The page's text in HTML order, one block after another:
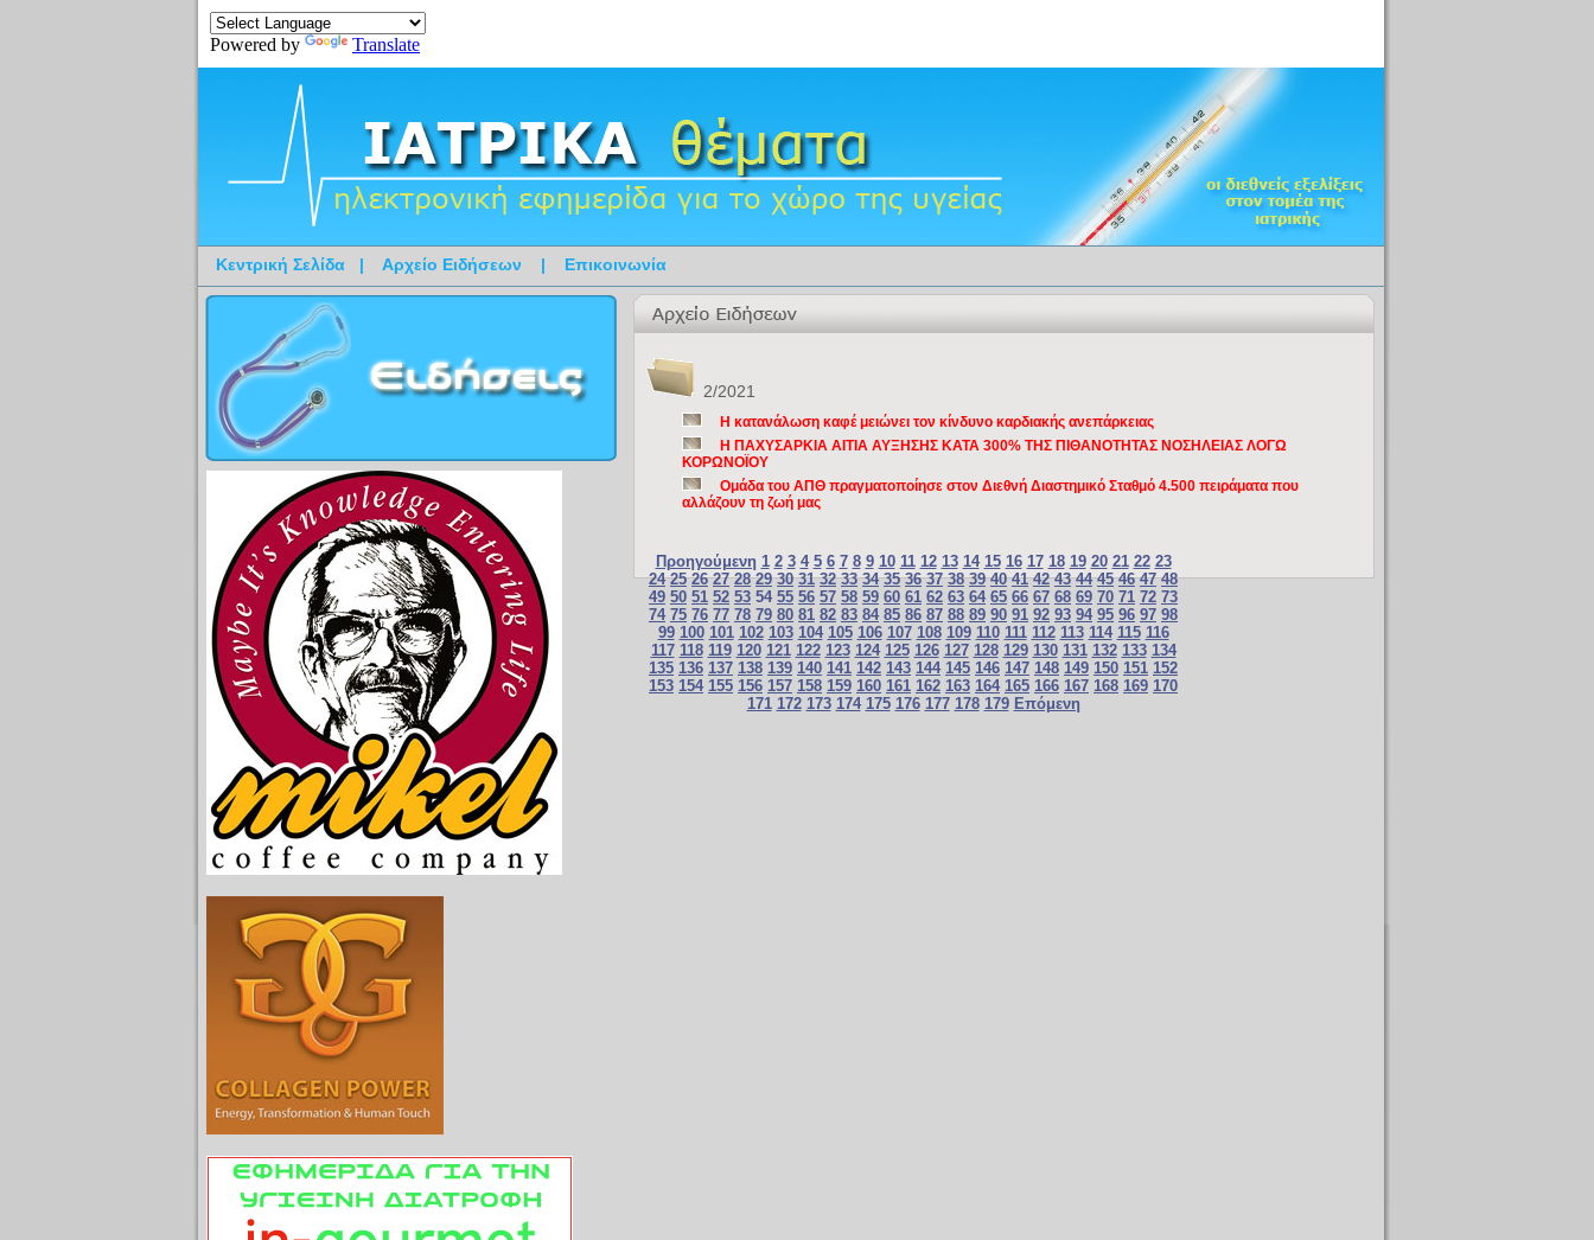
Powered by Translate
Κεντρική Σελίδα | Αρχείο Ειδήσεων | Επικοινωνία
2/2021
Η κατανάλωση καφέ μειώνει τον κίνδυνο καρδιακής ανεπάρκειας
Η ΠΑΧΥΣΑΡΚΙΑ ΑΙΤΙΑ ΑΥΞΗΣΗΣ ΚΑΤΑ 300% ΤΗΣ ΠΙΘΑΝΟΤΗΤΑΣ ΝΟΣΗΛΕΙΑΣ ΛΟΓΩ
ΚΟΡΩΝΟΪΟΥ
Ομάδα του ΑΠΘ πραγματοποίησε στον Διεθνή Διαστημικό Σταθμό 4.500 πειράματα που
αλλάζουν τη ζωή μας
Προηγούμενη 1 2 3 4 5 6 7 8 9 10 11 12 13 14 15 16 17 18 19 20 21 22 23
24 25 26 27 28 29 30 31 32 33 34 35 36 37 38 39 40 41 42 43 44 45 46 47 48
49 50 51 52 53 54 55 56 57 58 59 60 61 62 63 64 65 66 67 68 69 70 71 72 73
74 75 76 77 78 79 80 81 82 83 84 85 86 87 88 89 90 91 92 93 94 95 96 97 98
99 100 101 102 103 104 105 106 107 108 109 110 111 112 113 114 115 116
117 118 119 120 121 122 123 124 125 126 127 128 129 130 131 132 133 134
135 136 137 138 139 140 141 142 143 144 145 146 147 148 149 150 151 152
153 154 155 156 157 158 159 160 161 162 163 164 165 166 167 168 169 170
171 172 173 174 175 176 177 178 179 Επόμενη